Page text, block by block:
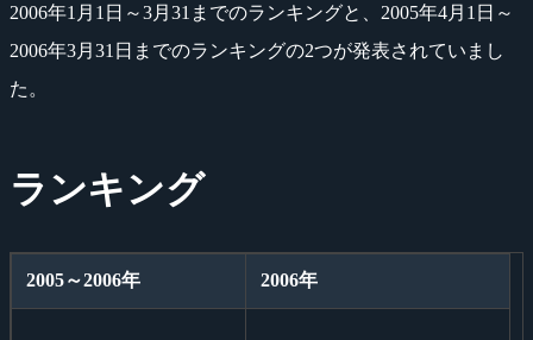
2006年1月1日～3月31までのランキングと、2005年4月1日～
2006年3月31日までのランキングの2つが発表されていまし
た。
ランキング
2005～2006年 2006年